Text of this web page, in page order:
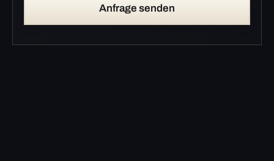
Anfrage senden